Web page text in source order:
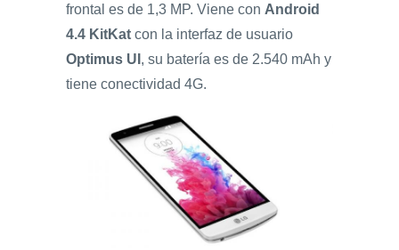
frontal es de 1,3 MP. Viene con Android
4.4 KitKat con la interfaz de usuario
Optimus UI , su batería es de 2.540 mAh y
tiene conectividad 4G.